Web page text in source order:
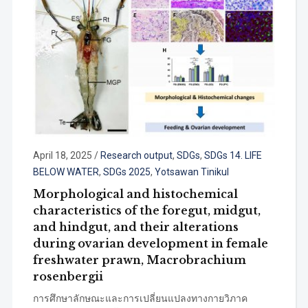
April 18, 2025 / Research output, SDGs, SDGs 14. LIFE
BELOW WATER, SDGs 2025, Yotsawan Tinikul
Morphological and histochemical
characteristics of the foregut, midgut,
and hindgut, and their alterations
during ovarian development in female
freshwater prawn, Macrobrachium
rosenbergii
การศึกษาลักษณะและการเปลี่ยนแปลงทางกายวิภาค